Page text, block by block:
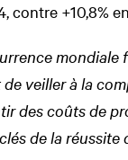
contre +10,8%
mondiale
veiller à la
des coûts de
de la réussite